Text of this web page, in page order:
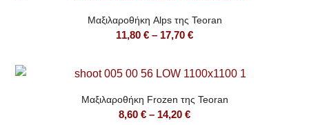
Μαξιλαροθήκη Alps της Teoran
11,80 € – 17,70 €Price
11,80 €
17,70 €
Μαξιλαροθήκη Frozen της Teoran
8,60 € – 14,20 €Price